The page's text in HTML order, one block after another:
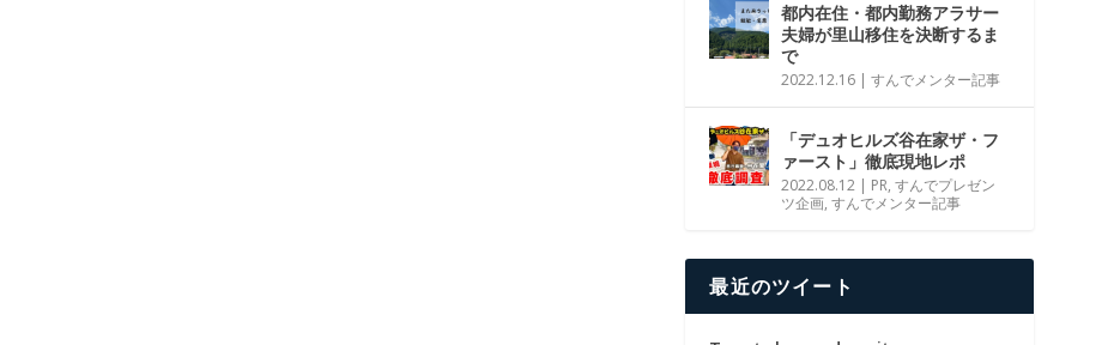
都内在住・都内勤務アラサー
夫婦が里山移住を決断するま
で
2022.12.16 |すんでメンター記事
「デュオヒルズ谷在家ザ・フ
ァースト」徹底現地レポ
2022.08.12 | PR,すんでプレゼン
ツ企画,すんでメンター記事
最近のツイート